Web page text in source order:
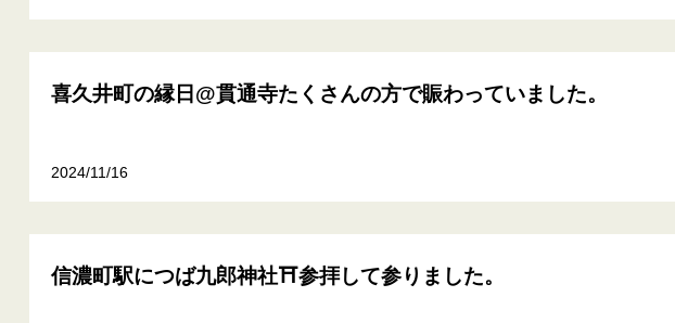
喜久井町の縁日@貫通寺たくさんの方で賑わっていました。
2024/11/16
信濃町駅につば九郎神社⛩参拝して参りました。